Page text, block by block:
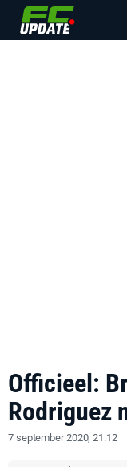
Officieel:
Rodriguez
7 september 2020, 21:12